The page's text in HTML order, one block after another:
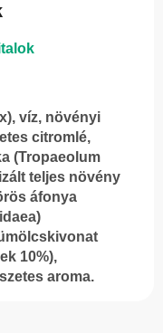
víz, növényi
citromlé,
(Tropaeolum
teljes növény
áfonya
10%),
aroma.